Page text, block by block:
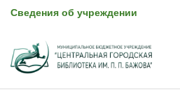
Сведения об учреждении